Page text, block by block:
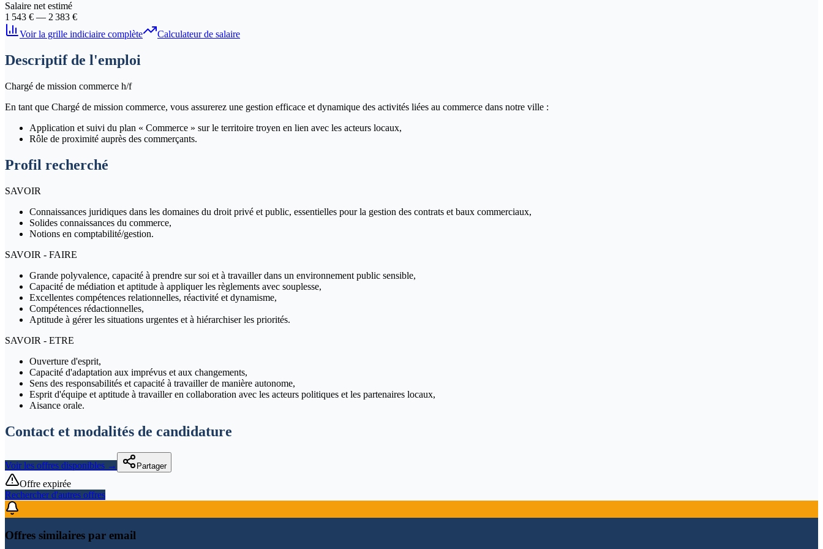
Salaire net estimé
1 543 € — 2 383 €
Voir la grille indiciaire complète
Calculateur de salaire
Descriptif de l'emploi
Chargé de mission commerce h/f
En tant que Chargé de mission commerce, vous assurerez une gestion efficace et dynamique des activités liées au commerce dans notre ville :
Application et suivi du plan « Commerce » sur le territoire troyen en lien avec les acteurs locaux,
Rôle de proximité auprès des commerçants.
Profil recherché
SAVOIR
Connaissances juridiques dans les domaines du droit privé et public, essentielles pour la gestion des contrats et baux commerciaux,
Solides connaissances du commerce,
Notions en comptabilité/gestion.
SAVOIR - FAIRE
Grande polyvalence, capacité à prendre sur soi et à travailler dans un environnement public sensible,
Capacité de médiation et aptitude à appliquer les règlements avec souplesse,
Excellentes compétences relationnelles, réactivité et dynamisme,
Compétences rédactionnelles,
Aptitude à gérer les situations urgentes et à hiérarchiser les priorités.
SAVOIR - ETRE
Ouverture d'esprit,
Capacité d'adaptation aux imprévus et aux changements,
Sens des responsabilités et capacité à travailler de manière autonome,
Esprit d'équipe et aptitude à travailler en collaboration avec les acteurs politiques et les partenaires locaux,
Aisance orale.
Contact et modalités de candidature
Voir les offres disponibles → Partager
Offre expirée
Rechercher d'autres offres
Offres similaires par email